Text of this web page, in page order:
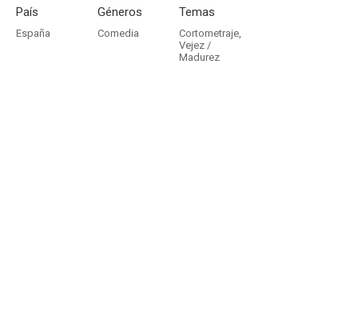
País
España
Géneros
Comedia
Temas
Cortometraje,
Vejez /
Madurez